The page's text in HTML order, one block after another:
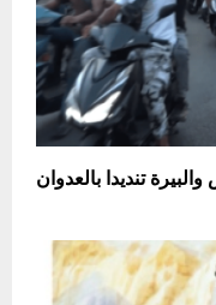
تنديدا بالعدوان